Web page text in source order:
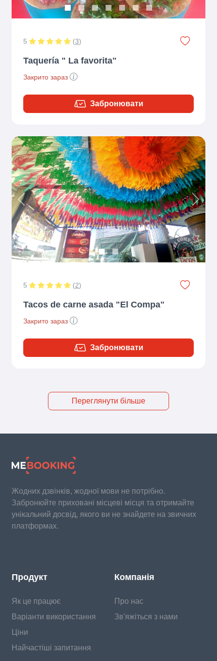
5 (3)
Taquería " La favorita"
Закрито зараз
Забронювати
Previous Next
5 (2)
Tacos de carne asada "El Compa"
Закрито зараз
Забронювати
Переглянути більше
Жодних дзвінків, жодної мови не потрібно.
Забронюйте приховані місцеві місця та отримайте
унікальний досвід, якого ви не знайдете на звичних
платформах.
Продукт
Як це працює
Варіанти використання
Ціни
Найчастіші запитання
Компанія
Про нас
Зв'яжіться з нами